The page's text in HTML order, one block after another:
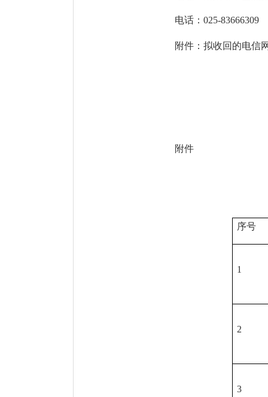
电话：025-83666309
附件：拟收回的电信
附件
序号
1
2
3